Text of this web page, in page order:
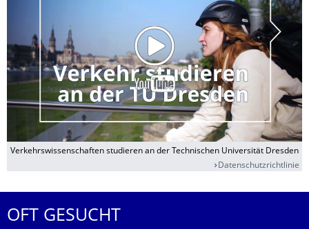
Verkehrswissenschaften studieren an der Technischen Universität Dresden
Datenschutzrichtlinie
OFT GESUCHT